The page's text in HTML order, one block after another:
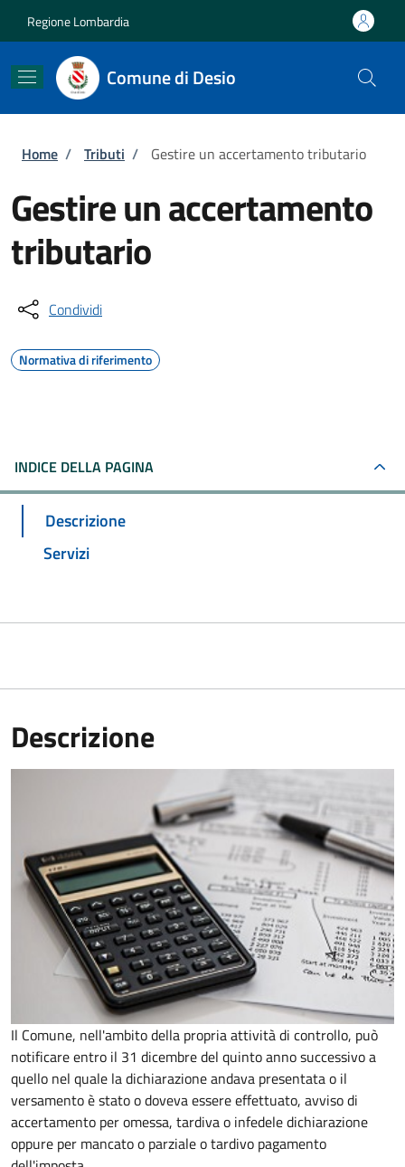
Regione Lombardia
Comune di Desio
Briciole di pane
Home / Tributi / Gestire un accertamento tributario
Gestire un accertamento
tributario
Condividi
Normativa di riferimento
INDICE DELLA PAGINA
Descrizione
Servizi
Descrizione
Il Comune, nell'ambito della propria attività di controllo, può
notificare entro il 31 dicembre del quinto annosuccessivo a
quello nel quale la dichiarazione andava presentata o il
versamento è stato o doveva essere effettuato, avviso di
accertamento per omessa, tardiva o infedele dichiarazione
oppure per mancato o parziale o tardivo pagamento